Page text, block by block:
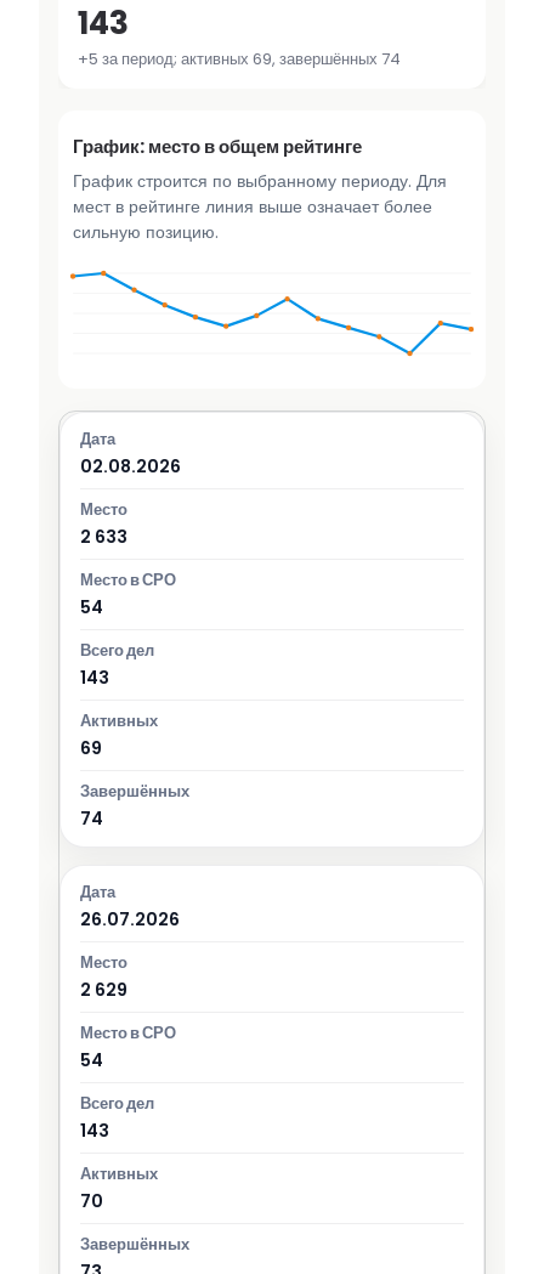
143
+5 за период; активных 69, завершённых 74
График: место в общем рейтинге
График строится по выбранному периоду. Для
мест в рейтинге линия выше означает более
сильную позицию.
02.08.2026
2 633
54
143
69
74
26.07.2026
2 629
54
143
70